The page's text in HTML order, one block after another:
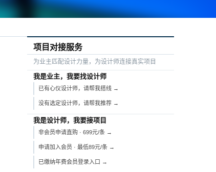
项目对接服务
为业主匹配设计力量，为设计师连接真实项目
我是业主，我要找设计师
已有心仪设计师，请帮我搭线 →
没有选定设计师，请帮我推荐 →
我是设计师，我要接项目
非会员申请直购 · 699元/条 →
申请加入会员 · 最低89元/条 →
已缴纳年费会员登录入口 →